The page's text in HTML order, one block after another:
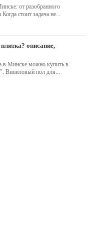
от разобранного
стоит задача не...
в Минске можно купить в
Виниловый пол для...